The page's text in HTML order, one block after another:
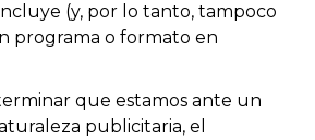
(y, por lo tanto, tampoco
programa o formato en
que estamos ante un
publicitaria, el